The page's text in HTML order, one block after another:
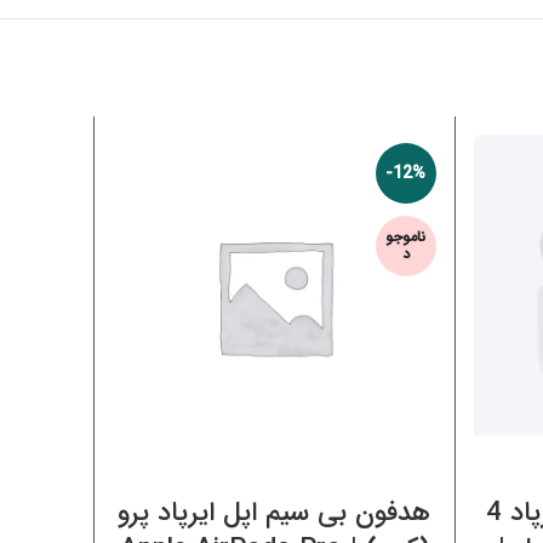
هدفون بی سیم اپل ایرپاد 4
-12%
ناموجو
د
هدفون بی سیم اپل ایرپاد پرو